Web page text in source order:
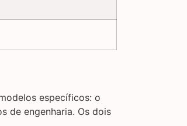
específicos: o
de engenharia. Os dois